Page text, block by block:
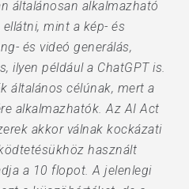
általánosan alkalmazható
mint a kép- és
és videó generálás,
ilyen például a ChatGPT is.
általános célúnak, mert a
alkalmazhatók. Az AI Act
akkor válnak kockázati
használt
a 10 flopot. A jelenlegi